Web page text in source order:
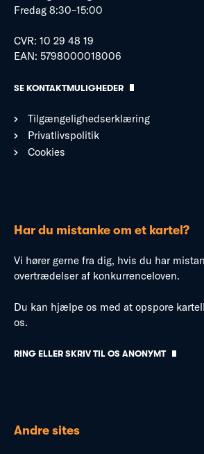
Fredag 8:30–15:00
CVR: 10 29 48 19
EAN: 5798000018006
SE KONTAKTMULIGHEDER
Tilgængelighedserklæring
Privatlivspolitik
Cookies
Har du mistanke om et kartel?
Vi hører gerne fra dig, hvis du har
overtrædelser af konkurrenceloven.
Du kan hjælpe os med at opspore
os.
RING ELLER SKRIV TIL OS ANONYMT
Andre sites